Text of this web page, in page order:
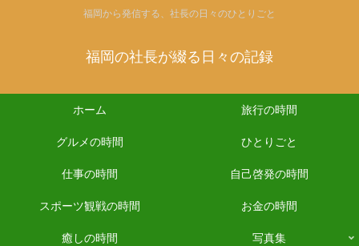
福岡から発信する、社長の日々のひとりごと
福岡の社長が綴る日々の記録
ホーム 旅行の時間
グルメの時間 ひとりごと
仕事の時間 自己啓発の時間
スポーツ観戦の時間 お金の時間
癒しの時間 写真集